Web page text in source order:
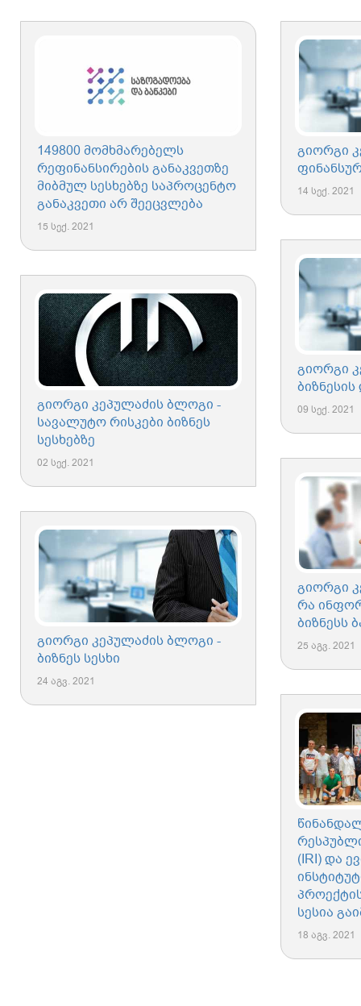
149800 მომხმარებელს
რეფინანსირების განაკვეთზე
მიბმულ სესხებზე საპროცენტო
განაკვეთი არ შეეცვლება
15 სექ. 2021
გიორგი
14 სექ. 2021
გიორგი
09 სექ. 2021
გიორგი კეპულაძის ბლოგი -
სავალუტო რისკები ბიზნეს
სესხებზე
02 სექ. 2021
გიორგი
რა
ბიზნესს
25 აგვ. 2021
გიორგი კეპულაძის ბლოგი -
ბიზნეს სესხი
24 აგვ. 2021
(IRI) და
სესია
18 აგვ. 2021